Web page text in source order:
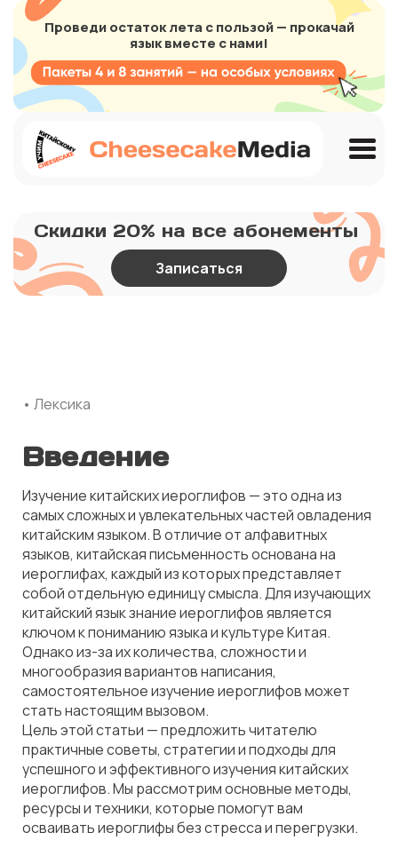
Проведи остаток лета с пользой — прокачай
язык вместе с нами!
Скидки 20% на все абонементы
Записаться
• Лексика
Введение
Изучение китайских иероглифов — это одна из
самых сложных и увлекательных частей овладения
китайским языком. В отличие от алфавитных
языков, китайская письменность основана на
иероглифах, каждый из которых представляет
собой отдельную единицу смысла. Для изучающих
китайский язык знание иероглифов является
ключом к пониманию языка и культуре Китая.
Однако из-за их количества, сложности и
многообразия вариантов написания,
самостоятельное изучение иероглифов может
стать настоящим вызовом.
Цель этой статьи — предложить читателю
практичные советы, стратегии и подходы для
успешного и эффективного изучения китайских
иероглифов. Мы рассмотрим основные методы,
ресурсы и техники, которые помогут вам
осваивать иероглифы без стресса и перегрузки.